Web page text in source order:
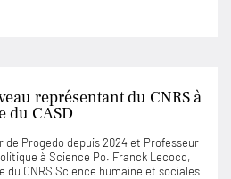
représentant du CNRS à
du CASD
Progedo depuis 2024 et Professeur
à Science Po. Franck Lecocq,
CNRS Science humaine et sociales